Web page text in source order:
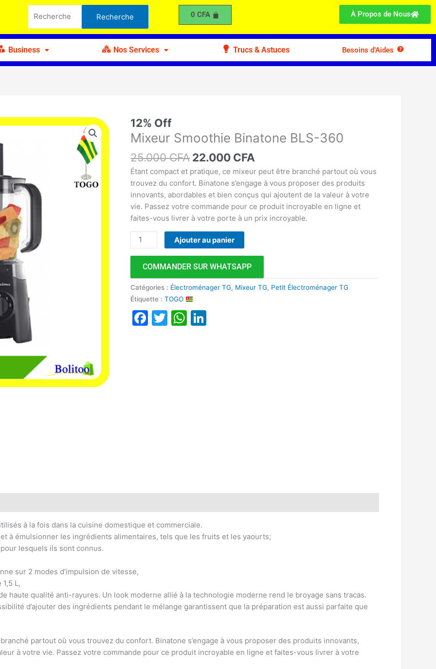
pour :
Recherche 0 CFA À Propos de Nous
Business Nos Services Trucs & Astuces Besoins d’Aides
12% Off
Mixeur Smoothie Binatone BLS-360
25.000CFA
prix
initial
était :
25.000 CFA.
22.000 CFA
prix
actuel
22.000 CFA.
Étant compact et pratique, ce mixeur peut être branché partout où vous
trouvez du confort. Binatone s’engage à vous proposer des produits
innovants, abordables et bien conçus qui ajoutent de la valeur à votre
vie. Passez votre commande pour ce produit incroyable en ligne et
faites-vous livrer à votre porte à un prix incroyable.
quantité
de
Mixeur
Smoothie
Binatone
BLS-
360
Ajouter au panier
COMMANDER SUR WHATSAPP
Catégories : Électroménager TG, Mixeur TG, Petit Électroménager TG
Étiquette :TOGO
Facebook
TwitterWhatsApp
à la fois dans la cuisine domestique et commerciale.
à émulsionner les ingrédients alimentaires, tels que les fruits et les yaourts;
lesquels ils sont connus.
sur 2 modes d’impulsion de vitesse,
L,
haute qualité anti-rayures. Un look moderne allié à la technologie moderne rend le broyage sans tracas.
d’ajouter des ingrédients pendant le mélange garantissent que la préparation est aussi parfaite que
partout où vous trouvez du confort. Binatone s’engage à vous proposer des produits innovants,
à votre vie. Passez votre commande pour ce produit incroyable en ligne et faites-vous livrer à votre
était :
25.000 CFA.
est : Smoothie
360